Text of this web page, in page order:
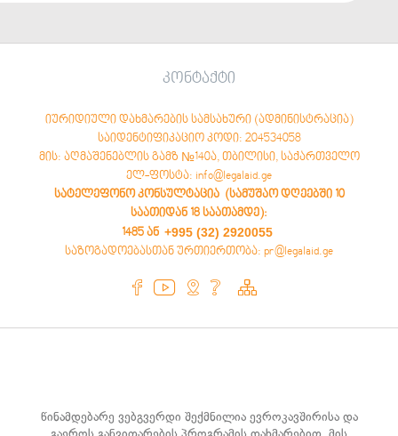
კონტაქტი
იურიდიული დახმარების სამსახური (ადმინისტრაცია)
საიდენტიფიკაციო კოდი: 204534058
მის: აღმაშენებლის გამზ №140ა, თბილისი, საქართველო
ელ-ფოსტა: info@legalaid.ge
სატელეფონო კონსულტაცია (სამუშაო დღეებში 10
საათიდან 18 საათამდე):
1485 ან +995 (32) 2920055
საზოგადოებასთან ურთიერთობა: pr@legalaid.ge
წინამდებარე ვებგვერდი შექმნილია ევროკავშირისა და